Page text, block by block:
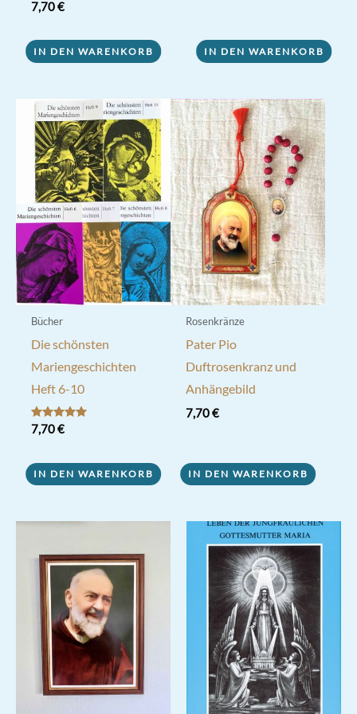
7,70€
IN DEN WARENKORB IN DEN WARENKORB
Bücher
Die schönsten
Mariengeschichten
Heft 6-10
Bewertet mit
5.00
7,70€
IN DEN WARENKORB
Rosenkränze
Pater Pio
Duftrosenkranz und
Anhängebild
7,70€
IN DEN WARENKORB